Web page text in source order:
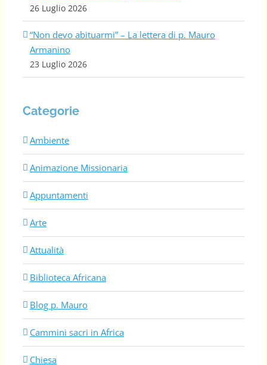
26 Luglio 2026
“Non devo abituarmi” – La lettera di p. Mauro
Armanino
23 Luglio 2026
Categorie
Ambiente
Animazione Missionaria
Appuntamenti
Arte
Attualità
Biblioteca Africana
Blog p. Mauro
Cammini sacri in Africa
Chiesa